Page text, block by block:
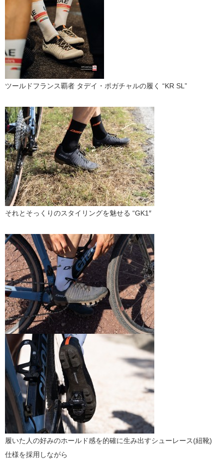
ツールドフランス覇者 タデイ・ポガチャルの履く “KR SL”
それとそっくりのスタイリングを魅せる “GK1″
履いた人の好みのホールド感を的確に生み出すシューレース(紐靴)
仕様を採用しながら